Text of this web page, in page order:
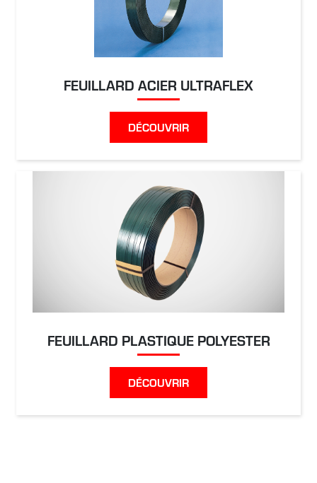
FEUILLARD ACIER ULTRAFLEX
DÉCOUVRIR
FEUILLARD PLASTIQUE POLYESTER
DÉCOUVRIR